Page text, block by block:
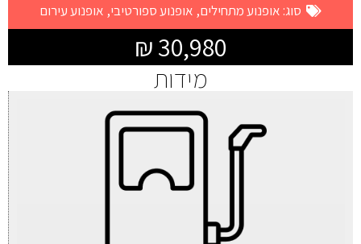
סוג: אופנוע מתחילים, אופנוע ספורטיבי, אופנוע עירום
30,980 ₪
מידות